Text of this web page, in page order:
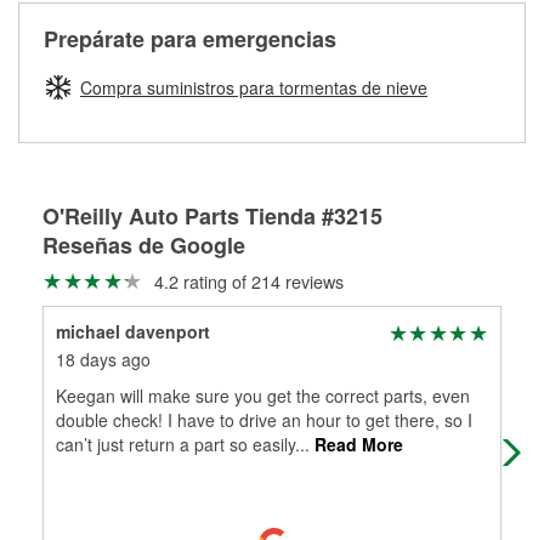
Más información sobre el Programa de Préstamo de
Herramientas de O'Reilly
medirán tus tambores o discos para determinar si pueden
ser rectificados con seguridad. Si tus tambores o discos no
pueden ser reutilizados, podemos ayudarte a encontrar las
partes de reemplazo correctas para tu reparación.
Auto Parts que ofrecen este servicio, trae la manguera
averiada o determina los acoplamientos y la longitud
adecuados para que te construyamos una nueva. O'Reilly
Auto Parts tiene las mangueras y los acoples adecuados
agrícola o de construcción.
hidráulicas a la medida en tu tienda local
Prepárate para emergencias
Compra suministros para tormentas de nieve
O'Reilly Auto Parts Tienda #3215
Reseñas de Google
4.2 rating of 214 reviews
michael davenport
18 days ago
Keegan will make sure you get the correct parts, even
double check! I have to drive an hour to get there, so I
can’t just return a part so easily... Read More